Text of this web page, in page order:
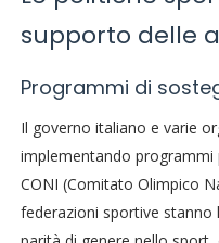
supporto delle
Programmi di
Il governo italiano e varie
implementando
CONI (Comitato Olimpico
federazioni sportive